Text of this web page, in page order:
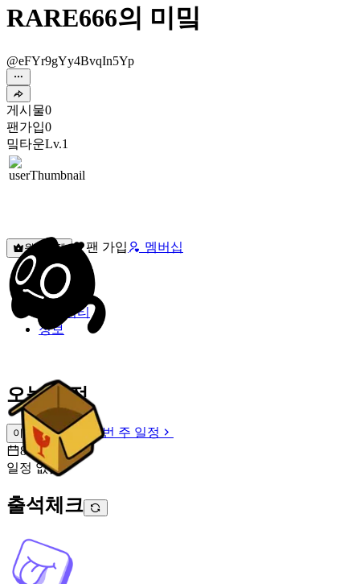
RARE666의 미밐
@eFYr9gYy4BvqIn5Yp
게시물0
팬가입0
밐타운Lv.1
원픽선택 팬 가입 멤버십
밐타운
피드
커뮤니티
정보
오늘 일정
이번 주 일정
이번 주 일정
8월 6일 [목]
일정 없음
출석체크